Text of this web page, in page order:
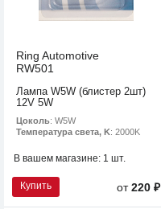
Ring Automotive
RW501
Лампа W5W (блистер 2шт)
12V 5W
Цоколь: W5W
Температура света, K: 2000K
В вашем магазине: 1 шт.
Купить от220 ₽